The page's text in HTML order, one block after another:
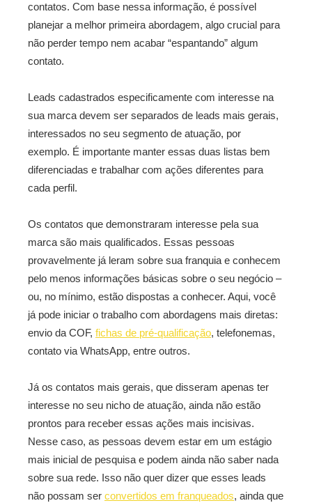
contatos. Com base nessa informação, é possível
planejar a melhor primeira abordagem, algo crucial para
não perder tempo nem acabar “espantando” algum
contato.
Leads cadastrados especificamente com interesse na
sua marca devem ser separados de leads mais gerais,
interessados no seu segmento de atuação, por
exemplo. É importante manter essas duas listas bem
diferenciadas e trabalhar com ações diferentes para
cada perfil.
Os contatos que demonstraram interesse pela sua
marca são mais qualificados. Essas pessoas
provavelmente já leram sobre sua franquia e conhecem
pelo menos informações básicas sobre o seu negócio –
ou, no mínimo, estão dispostas a conhecer. Aqui, você
já pode iniciar o trabalho com abordagens mais diretas:
envio da COF, fichas de pré-qualificação, telefonemas,
contato via WhatsApp, entre outros.
Já os contatos mais gerais, que disseram apenas ter
interesse no seu nicho de atuação, ainda não estão
prontos para receber essas ações mais incisivas.
Nesse caso, as pessoas devem estar em um estágio
mais inicial de pesquisa e podem ainda não saber nada
sobre sua rede. Isso não quer dizer que esses leads
não possam ser convertidos em franqueados, ainda que